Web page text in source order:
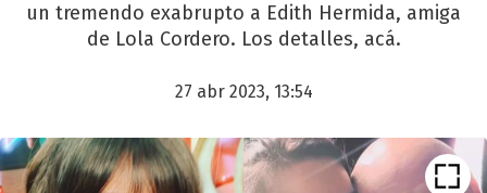
un tremendo exabrupto a Edith Hermida, amiga
de Lola Cordero. Los detalles, acá.
27 abr 2023, 13:54